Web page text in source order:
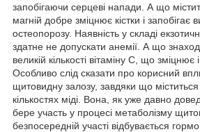
запобігаючи серцеві напади. А що
магній добре зміцнює кістки і запобігає
остеопорозу. Наявність у складі
здатне не допускати анемії. А що
великій кількості вітаміну С, що зміцнює
Особливо слід сказати про корисний
щитовидну залозу, завдяки що
кількостях міді. Вона, як уже давно
бере участь у процесі метаболізму
безпосередній участі відбувається